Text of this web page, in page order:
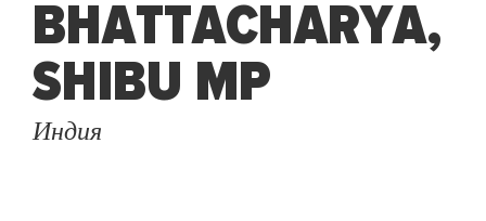
BHATTACHARYA,
SHIBU MP
Индия